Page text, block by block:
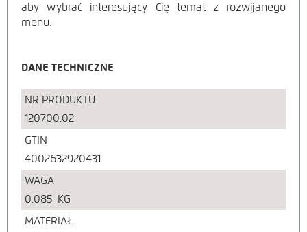
aby wybrać interesujący Cię temat z rozwijanego
menu.
DANE TECHNICZNE
NR PRODUKTU
120700.02
GTIN
4002632920431
WAGA
0.085 KG
MATERIAŁ